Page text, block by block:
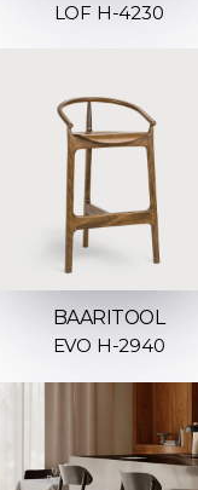
LOF H-4230
BAARITOOL
EVO H-2940